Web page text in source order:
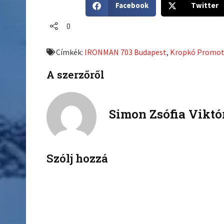
h
o
f
b
Facebook
h
o
t
t
Twitter
0
Címkék: IRONMAN 703 Budapest, Kropkó
A szerzőről
Simon Zsófia
Szólj hozzá